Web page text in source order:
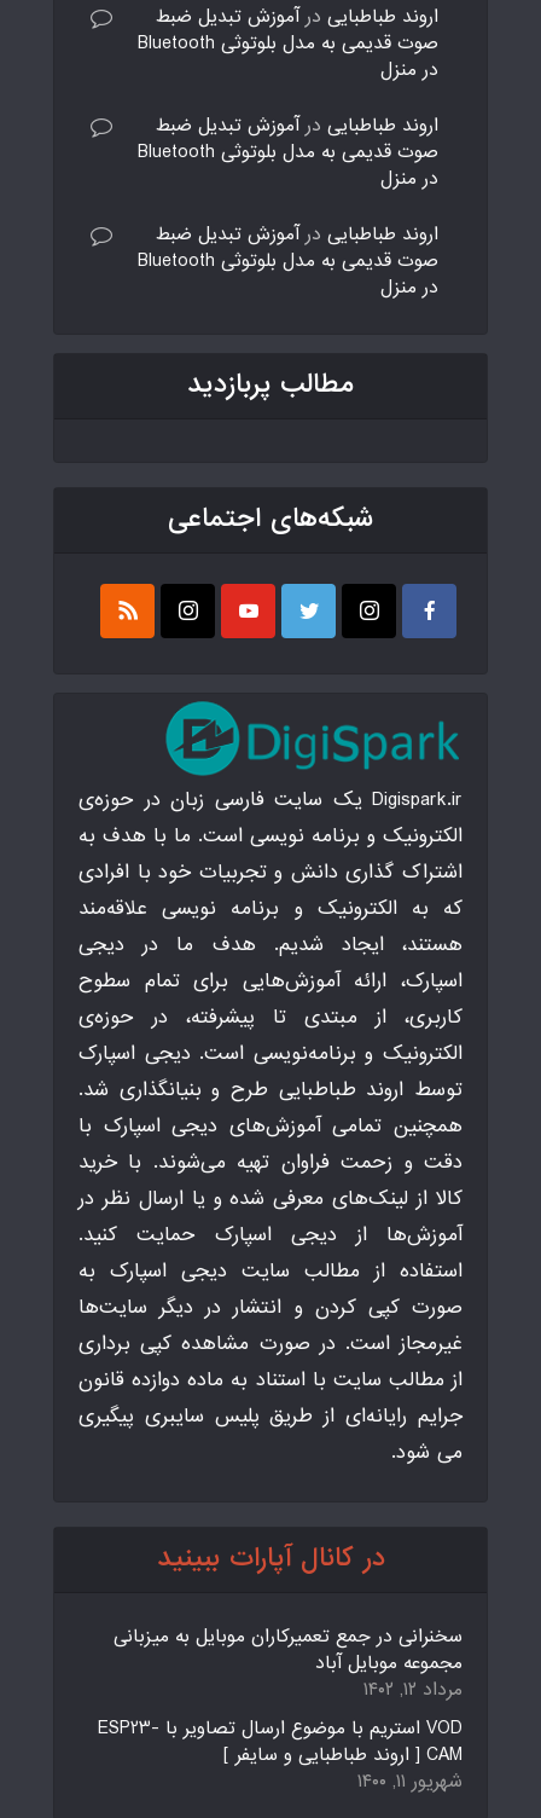
اروند طباطبایی درآموزش تبدیل ضبط
صوت قدیمی به مدل بلوتوثی Bluetooth
در منزل
اروند طباطبایی درآموزش تبدیل ضبط
صوت قدیمی به مدل بلوتوثی Bluetooth
در منزل
اروند طباطبایی درآموزش تبدیل ضبط
صوت قدیمی به مدل بلوتوثی Bluetooth
در منزل
مطالب پربازدید
شبکه‌های اجتماعی
Digispark.ir یک سایت فارسی زبان در حوزه‌ی
الکترونیک و برنامه نویسی است. ما با هدف به
اشتراک گذاری دانش و تجربیات خود با افرادی
که به الکترونیک و برنامه نویسی علاقه‌مند
هستند، ایجاد شدیم. هدف ما در دیجی
اسپارک، ارائه آموزش‌هایی برای تمام سطوح
کاربری، از مبتدی تا پیشرفته، در حوزه‌ی
الکترونیک و برنامه‌نویسی است. دیجی اسپارک
توسط اروند طباطبایی طرح و بنیانگذاری شد.
همچنین تمامی آموزش‌های دیجی اسپارک با
دقت و زحمت فراوان تهیه می‌شوند. با خرید
کالا از لینک‌های معرفی شده و یا ارسال نظر در
آموزش‌ها از دیجی اسپارک حمایت کنید.
استفاده از مطالب سایت دیجی اسپارک به
صورت کپی کردن و انتشار در دیگر سایت‌ها
غیرمجاز است. در صورت مشاهده کپی برداری
از مطالب سایت با استناد به ماده دوازده قانون
جرایم رایانه‌ای از طریق پلیس سایبری پیگیری
می شود.
در کانال آپارات ببینید
سخنرانی در جمع تعمیرکاران موبایل به میزبانی
مجموعه موبایل آباد
مرداد ۱۲, ۱۴۰۲
VOD استریم با موضوع ارسال تصاویر با ESP23-
CAM [ اروند طباطبایی و سایفر ]
شهریور ۱۱, ۱۴۰۰